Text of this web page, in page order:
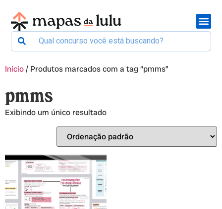
Início/ Produtos marcados com a tag “pmms”
pmms
Exibindo um único resultado